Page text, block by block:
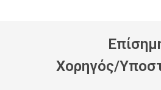
Xορηγός/